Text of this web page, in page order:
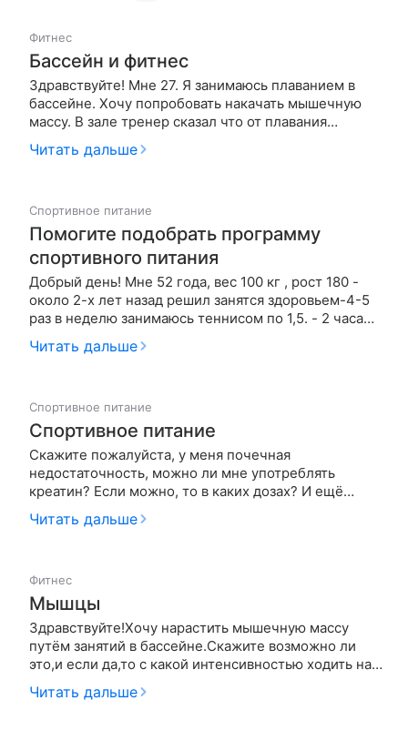
Фитнес
Бассейн и фитнес
Здравствуйте! Мне 27. Я занимаюсь плаванием в
бассейне. Хочу попробовать накачать мышечную
массу. В зале тренер сказал что от плавания
придется отказаться т.к. это только помешает. Так
ли это? И чем плавание может навредить?
Читать дальше
Спортивное питание
Помогите подобрать программу
спортивного питания
Добрый день! Мне 52 года, вес 100 кг , рост 180 -
около 2-х лет назад решил занятся здоровьем-4-5
раз в неделю занимаюсь теннисом по 1,5. - 2 часа
,занимаюсь только в утренние часы с 7 утра,
сбросил 25 кг, но в последние полгода вес плавает
Читать дальше
Спортивное питание
Спортивное питание
Скажите пожалуйста, у меня почечная
недостаточность, можно ли мне употреблять
креатин? Если можно, то в каких дозах? И ещё
такой вопрос, какими продуктами можно заминить
креатин и вообще спортивное питание, хотя бы
Читать дальше
Фитнес
Мышцы
Здравствуйте!Хочу нарастить мышечную массу
путём занятий в бассейне.Скажите возможно ли
это,и если да,то с какой интенсивностью ходить на
плавание?Спасибо
Читать дальше